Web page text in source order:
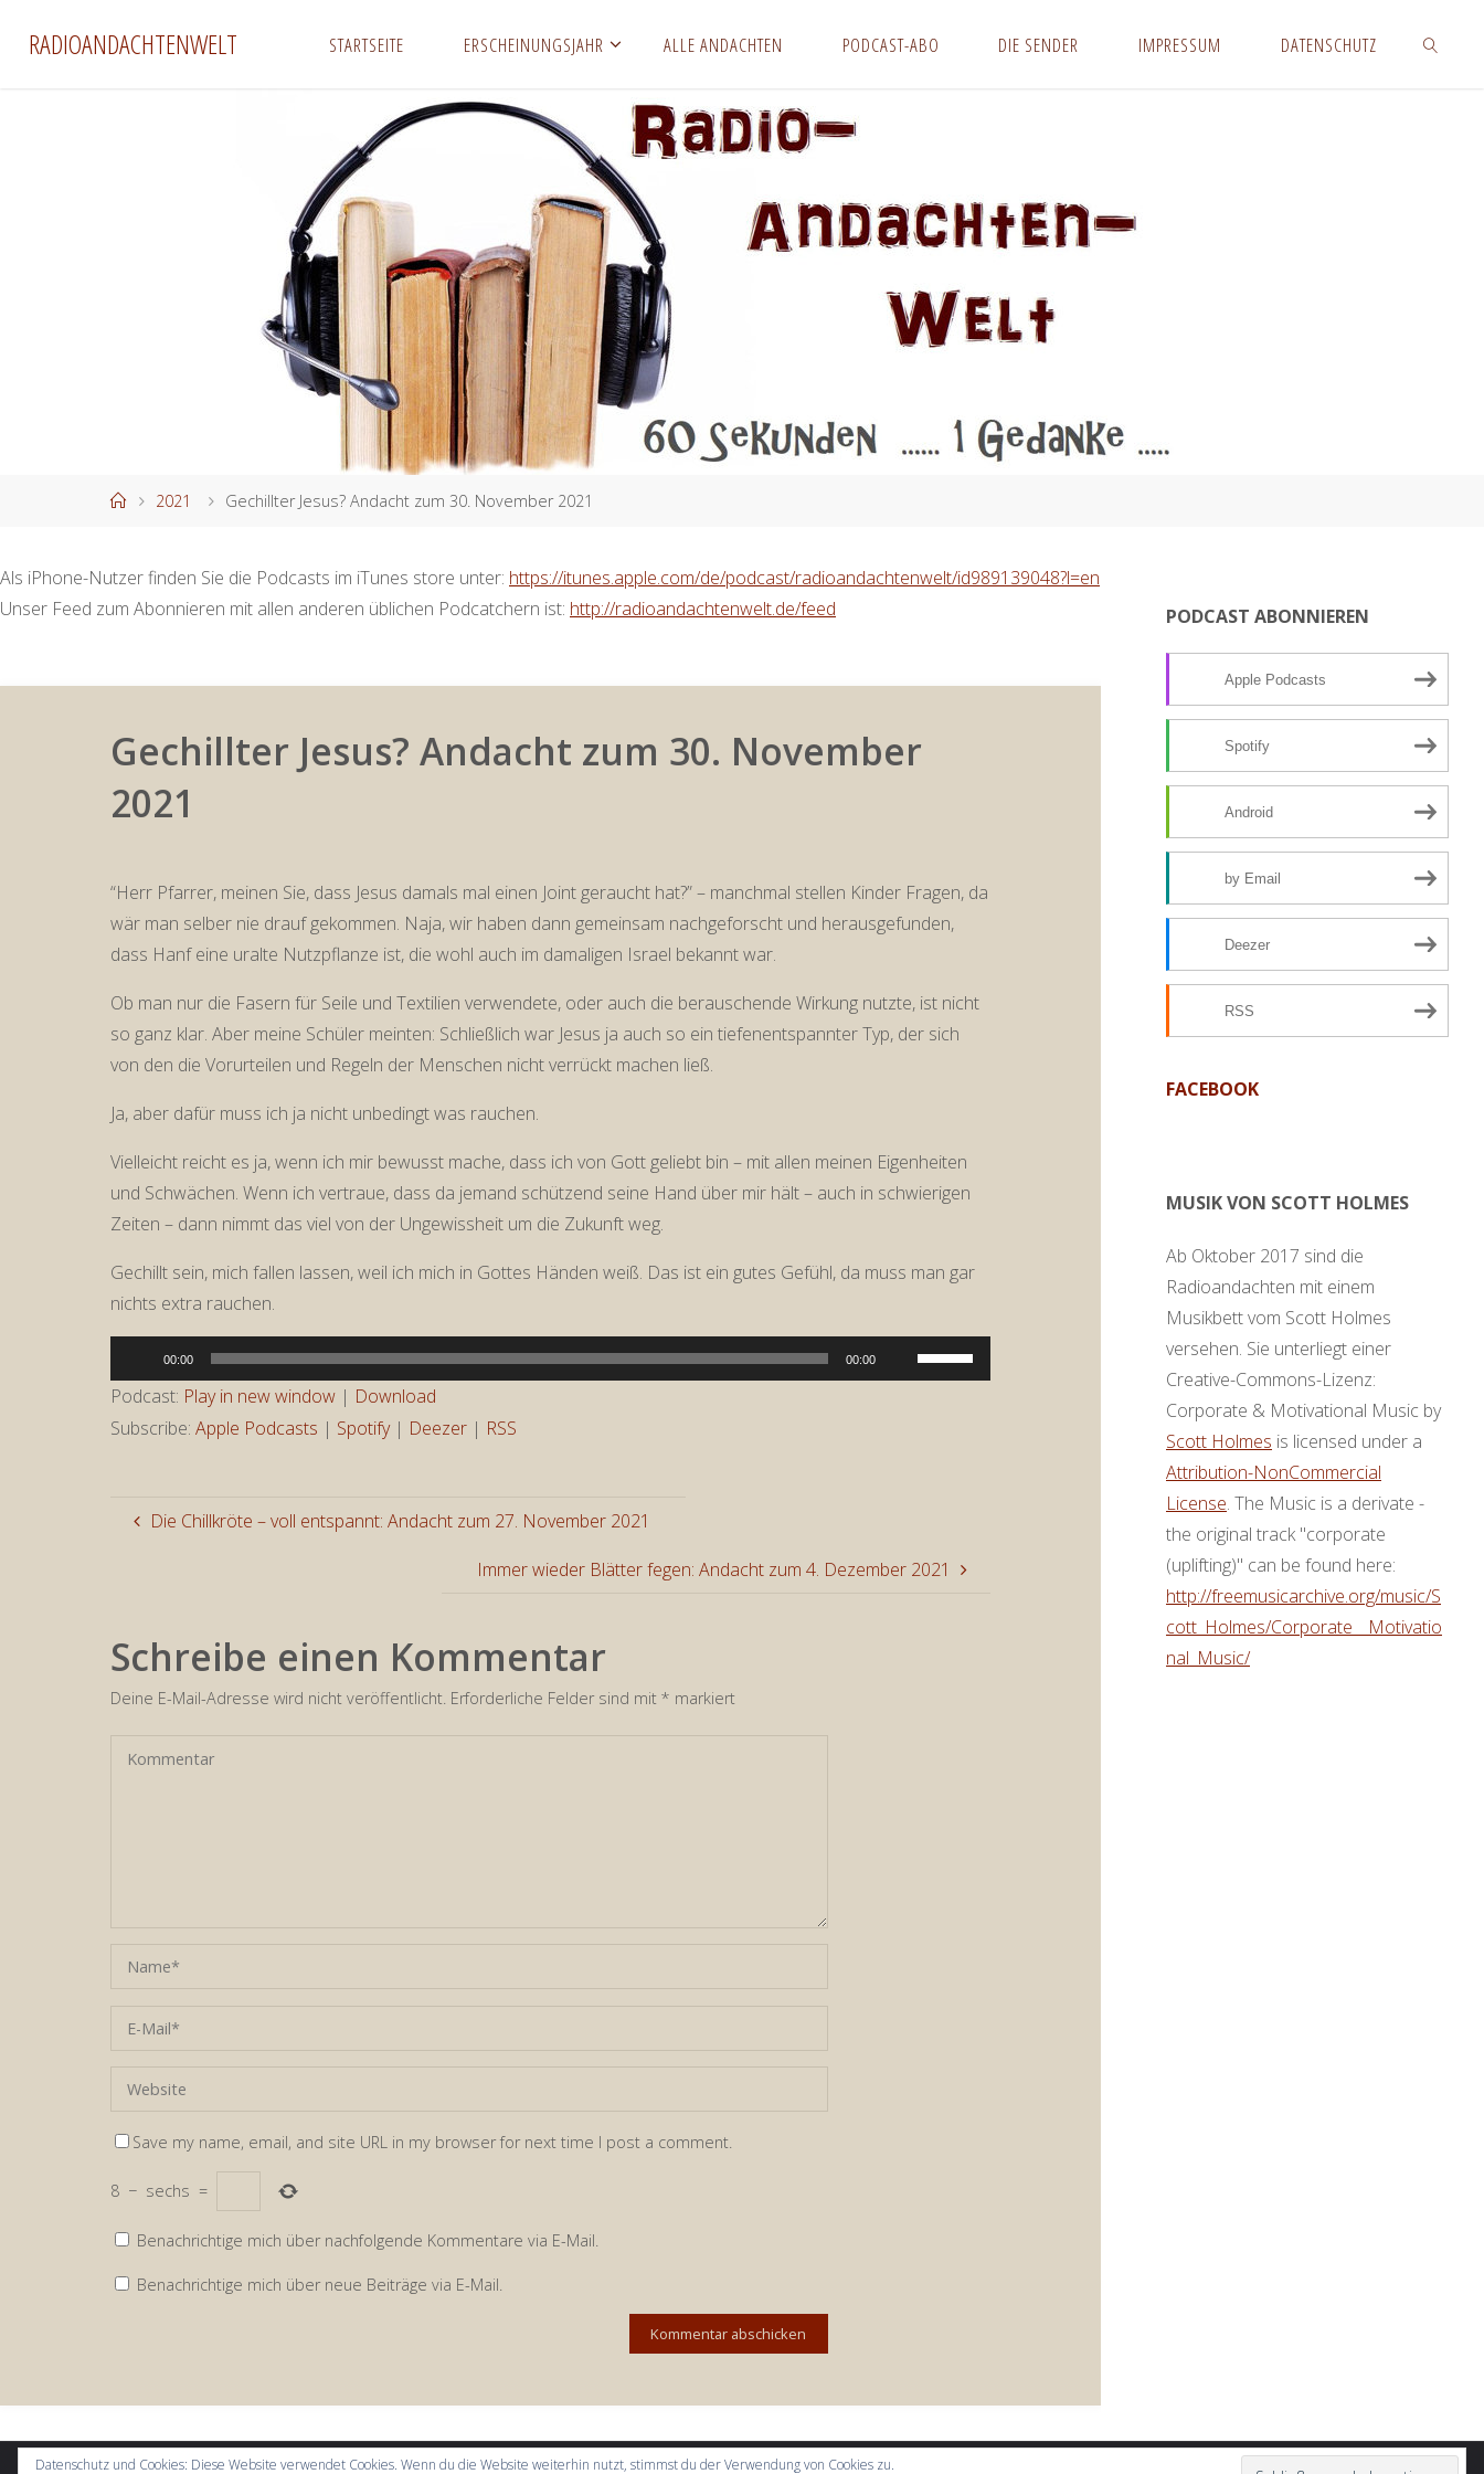
InhaltRADIOANDACHTENWELT STARTSEITE ERSCHEINUNGSJAHR ALLE ANDACHTEN PODCAST-ABO DIE SENDER IMPRESSUM DATENSCHUTZ
Start2021 Gechillter Jesus? Andacht zum 30. November 2021
Als iPhone-Nutzer finden Sie die Podcasts im iTunes store unter: https://itunes.apple.com/de/podcast/radioandachtenwelt/id989139048?l=en
Unser Feed zum Abonnieren mit allen anderen üblichen Podcatchern ist: http://radioandachtenwelt.de/feed
Gechillter Jesus? Andacht zum 30. November
2021
“Herr Pfarrer, meinen Sie, dass Jesus damals mal einen Joint geraucht hat?” – manchmal stellen Kinder Fragen, da
wär man selber nie drauf gekommen. Naja, wir haben dann gemeinsam nachgeforscht und herausgefunden,
dass Hanf eine uralte Nutzpflanze ist, die wohl auch im damaligen Israel bekannt war.
Ob man nur die Fasern für Seile und Textilien verwendete, oder auch die berauschende Wirkung nutzte, ist nicht
so ganz klar. Aber meine Schüler meinten: Schließlich war Jesus ja auch so ein tiefenentspannter Typ, der sich
von den die Vorurteilen und Regeln der Menschen nicht verrückt machen ließ.
Ja, aber dafür muss ich ja nicht unbedingt was rauchen.
Vielleicht reicht es ja, wenn ich mir bewusst mache, dass ich von Gott geliebt bin – mit allen meinen Eigenheiten
und Schwächen. Wenn ich vertraue, dass da jemand schützend seine Hand über mir hält – auch in schwierigen
Zeiten – dann nimmt das viel von der Ungewissheit um die Zukunft weg.
Gechillt sein, mich fallen lassen, weil ich mich in Gottes Händen weiß. Das ist ein gutes Gefühl, da muss man gar
nichts extra rauchen.
Player
00:00 00:00
Pfeiltasten
Hoch/Runter
regeln.
Podcast: Play in new window| Download
Subscribe: Apple Podcasts | Spotify| Deezer| RSS
Die Chillkröte – voll entspannt: Andacht zum 27. November 2021
Immer wieder Blätter fegen: Andacht zum 4. Dezember 2021
Schreibe einen Kommentar
Deine E-Mail-Adresse wird nicht veröffentlicht. Erforderliche Felder sind mit * markiert
Save my name, email, and site URL in my browser for next time I post a comment.
8 − sechs =
Benachrichtige mich über nachfolgende Kommentare via E-Mail.
Benachrichtige mich über neue Beiträge via E-Mail.
PODCAST ABONNIEREN
Apple Podcasts
Spotify
Android
by Email
Deezer
RSS
FACEBOOK
MUSIK VON SCOTT HOLMES
Ab Oktober 2017 sind die
Radioandachten mit einem
Musikbett vom Scott Holmes
versehen. Sie unterliegt einer
Creative-Commons-Lizenz:
Corporate & Motivational Music by
Scott Holmes is licensed under a
Attribution-NonCommercial
License. The Music is a derivate -
the original track "corporate
(uplifting)" can be found here:
http://freemusicarchive.org/music/S
cott_Holmes/Corporate__Motivatio
nal_Music/
Datenschutz und Cookies: Diese Website verwendet Cookies. Wenn du die Website weiterhin nutzt, stimmst du der Verwendung von Cookies zu.